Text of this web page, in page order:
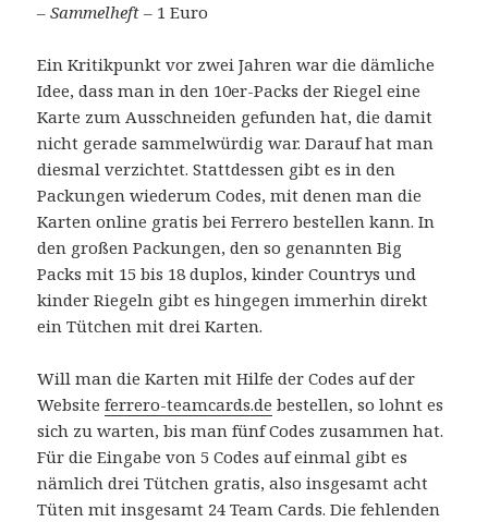
–Sammelheft– 1 Euro
Ein Kritikpunkt vor zwei Jahren war die dämliche
Idee, dass man in den 10er-Packs der Riegel eine
Karte zum Ausschneiden gefunden hat, die damit
nicht gerade sammelwürdig war. Darauf hat man
diesmal verzichtet. Stattdessen gibt es in den
Packungen wiederum Codes, mit denen man die
Karten online gratis bei Ferrero bestellen kann. In
den großen Packungen, den so genannten Big
Packs mit 15 bis 18 duplos, kinder Countrys und
kinder Riegeln gibt es hingegen immerhin direkt
ein Tütchen mit drei Karten.
Will man die Karten mit Hilfe der Codes auf der
Websiteferrero-teamcards.de bestellen, so lohnt es
sich zu warten, bis man fünf Codes zusammen hat.
Für die Eingabe von 5 Codes auf einmal gibt es
nämlich drei Tütchen gratis, also insgesamt acht
Tüten mit insgesamt 24 Team Cards. Die fehlenden